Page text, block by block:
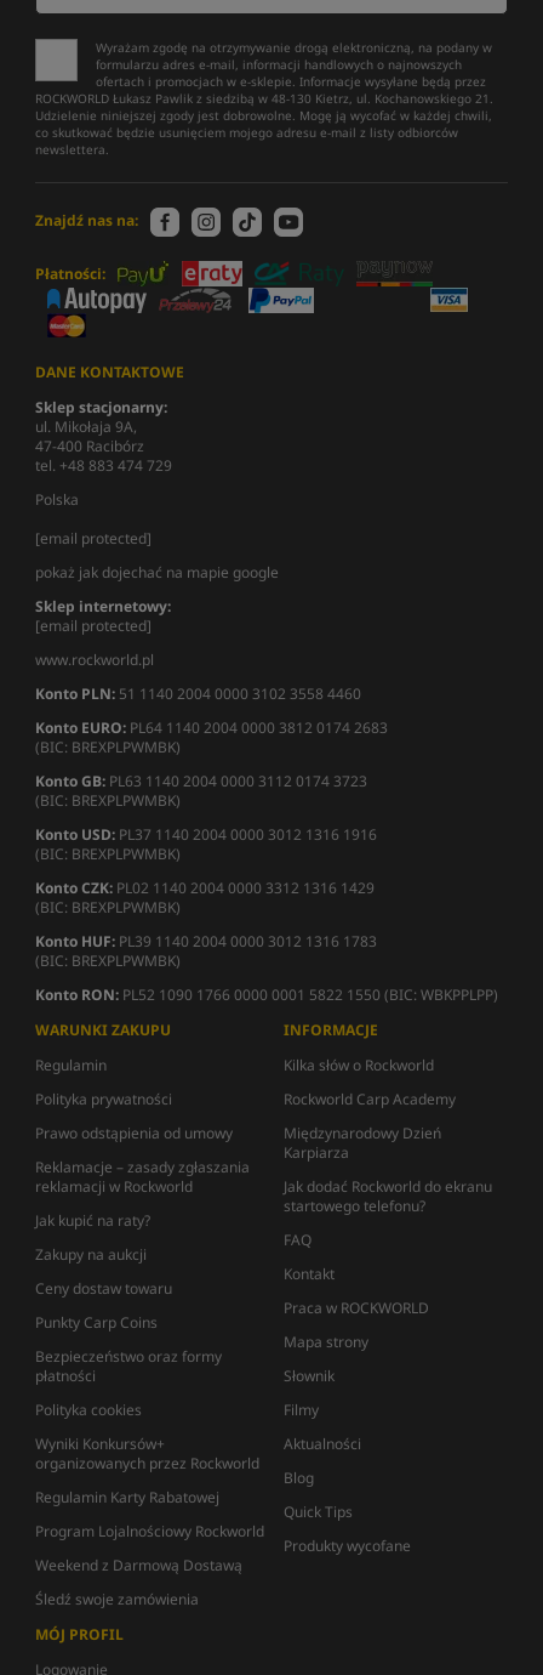
Wyrażam zgodę na otrzymywanie drogą elektroniczną, na podany w
formularzu adres e-mail, informacji handlowych o najnowszych
ofertach i promocjach w e-sklepie. Informacje wysyłane będą przez
ROCKWORLD Łukasz Pawlik z siedzibą w 48-130 Kietrz, ul. Kochanowskiego 21.
Udzielenie niniejszej zgody jest dobrowolne. Mogę ją wycofać w każdej chwili,
co skutkować będzie usunięciem mojego adresu e-mail z listy odbiorców
newslettera.
Znajdź nas na:
Płatności:
DANE KONTAKTOWE
Sklep stacjonarny:
ul. Mikołaja 9A,
47-400 Racibórz
tel. +48 883 474 729
Polska
[email protected]
pokaż jak dojechać na mapie google
Sklep internetowy:
[email protected]
www.rockworld.pl
Konto PLN: 51 1140 2004 0000 3102 3558 4460
Konto EURO: PL64 1140 2004 0000 3812 0174 2683
(BIC: BREXPLPWMBK)
Konto GB: PL63 1140 2004 0000 3112 0174 3723
(BIC: BREXPLPWMBK)
Konto USD: PL37 1140 2004 0000 3012 1316 1916
(BIC: BREXPLPWMBK)
Konto CZK: PL02 1140 2004 0000 3312 1316 1429
(BIC: BREXPLPWMBK)
Konto HUF: PL39 1140 2004 0000 3012 1316 1783
(BIC: BREXPLPWMBK)
Konto RON: PL52 1090 1766 0000 0001 5822 1550 (BIC: WBKPPLPP)
WARUNKI ZAKUPU
Regulamin
Polityka prywatności
Prawo odstąpienia od umowy
Reklamacje – zasady zgłaszania
reklamacji w Rockworld
Jak kupić na raty?
Zakupy na aukcji
Ceny dostaw towaru
Punkty Carp Coins
Bezpieczeństwo oraz formy
płatności
Polityka cookies
Wyniki Konkursów+
organizowanych przez Rockworld
Regulamin Karty Rabatowej
Program Lojalnościowy Rockworld
Weekend z Darmową Dostawą
Śledź swoje zamówienia
INFORMACJE
Kilka słów o Rockworld
Rockworld Carp Academy
Międzynarodowy Dzień
Karpiarza
Jak dodać Rockworld do ekranu
startowego telefonu?
FAQ
Kontakt
Praca w ROCKWORLD
Mapa strony
Słownik
Filmy
Aktualności
Blog
Quick Tips
Produkty wycofane
MÓJ PROFIL
Logowanie